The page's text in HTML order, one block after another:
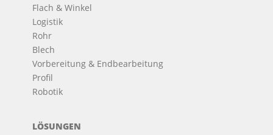
Flach & Winkel
Logistik
Rohr
Blech
Vorbereitung & Endbearbeitung
Profil
Robotik
LÖSUNGEN